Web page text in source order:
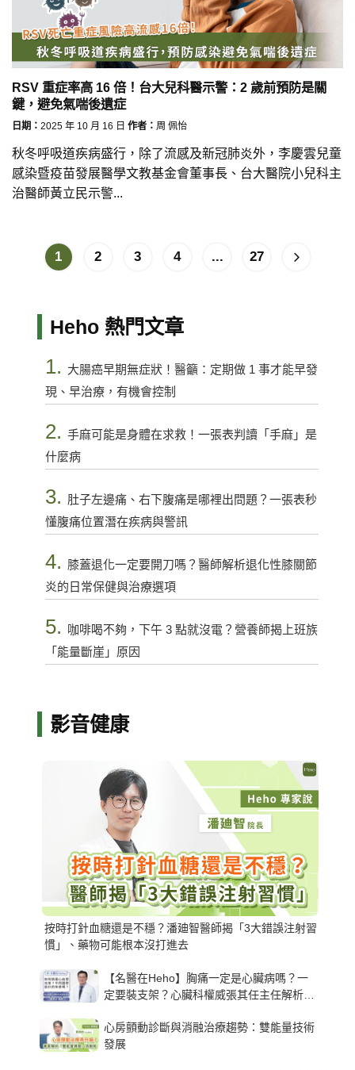
RSV 重症率高 16 倍！台大兒科醫示警：2 歲前預防是關
鍵，避免氣喘後遺症
日期： 2025 年 10 月 16 日 作者： 周 佩怡
秋冬呼吸道疾病盛行，除了流感及新冠肺炎外，李慶雲兒童
感染暨疫苗發展醫學文教基金會董事長、台大醫院小兒科主
治醫師黃立民示警...
1 2 3 4 ... 27
Heho 熱門文章
1. 大腸癌早期無症狀！醫籲：定期做 1 事才能早發
現、早治療，有機會控制
2. 手麻可能是身體在求救！一張表判讀「手麻」是
什麼病
3. 肚子左邊痛、右下腹痛是哪裡出問題？一張表秒
懂腹痛位置潛在疾病與警訊
4. 膝蓋退化一定要開刀嗎？醫師解析退化性膝關節
炎的日常保健與治療選項
5.
咖啡喝不夠，下午 3 點就沒電？營養師揭上班族
「能量斷崖」原因
影音健康
按時打針血糖還是不穩？潘廸智醫師揭「3大錯誤注射習
慣」、藥物可能根本沒打進去
【名醫在Heho】胸痛一定是心臟病嗎？一
定要裝支架？心臟科權威張其任主任解析支
心房顫動診斷與消融治療趨勢：雙能量技術
發展